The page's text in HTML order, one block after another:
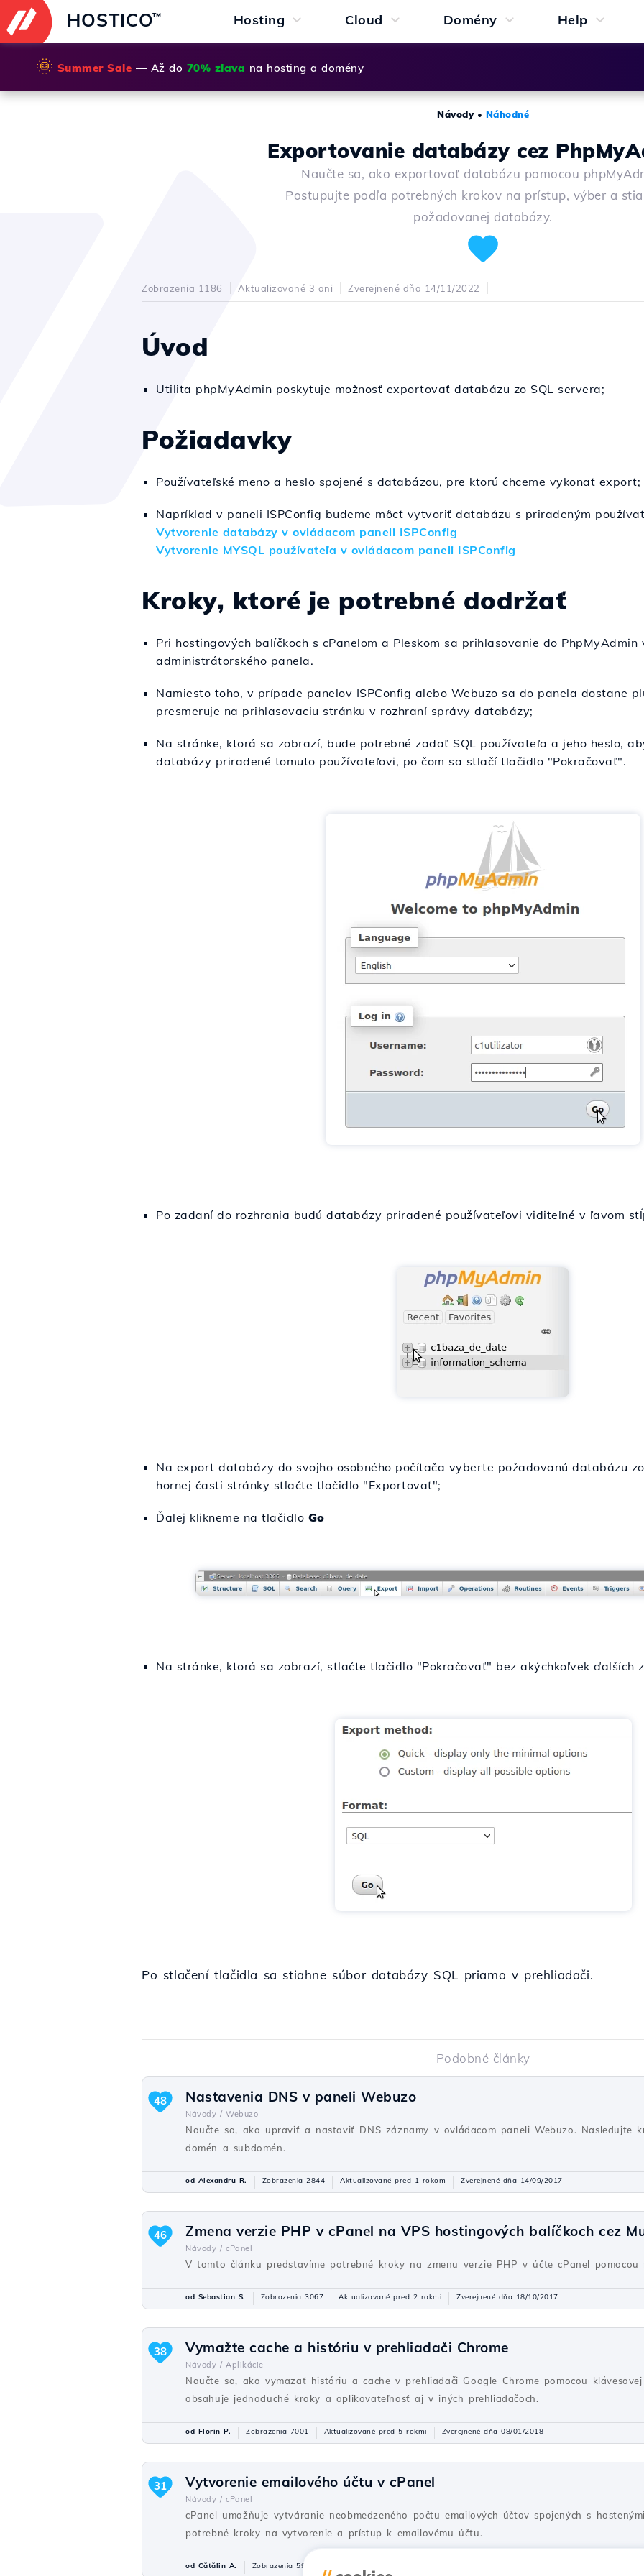
HOSTICO™ Hosting Cloud Domény Help
🌞 Summer Sale — Až do 70% zľava na hosting a domény
Návody• Náhodné
Exportovanie databázy cez
Naučte sa, ako exportovať databázu pomocou
Postupujte podľa potrebných krokov na prístup, výber a
požadovanej databázy.
Zobrazenia 1186 Aktualizované 3 ani Zverejnené dňa 14/11/2022
Úvod
Utilita phpMyAdmin poskytuje možnosť exportovať databázu zo SQL servera;
Požiadavky
Používateľské meno a heslo spojené s databázou, pre ktorú chceme vykonať export;
Napríklad v paneli ISPConfig budeme môcť vytvoriť databázu s priradeným
Vytvorenie databázy v ovládacom paneli ISPConfig
Vytvorenie MYSQL používateľa v ovládacom paneli ISPConfig
Kroky, ktoré je potrebné dodržať
Pri hostingových balíčkoch s cPanelom a Pleskom sa prihlasovanie do
administrátorského panela.
Namiesto toho, v prípade panelov ISPConfig alebo Webuzo sa do panela dostane
presmeruje na prihlasovaciu stránku v rozhraní správy databázy;
Na stránke, ktorá sa zobrazí, bude potrebné zadať SQL používateľa a jeho heslo,
databázy priradené tomuto používateľovi, po čom sa stlačí tlačidlo "Pokračovať".
Po zadaní do rozhrania budú databázy priradené používateľovi viditeľné v ľavom
Na export databázy do svojho osobného počítača vyberte požadovanú databázu
hornej časti stránky stlačte tlačidlo "Exportovať";
Ďalej klikneme na tlačidlo Go
Na stránke, ktorá sa zobrazí, stlačte tlačidlo "Pokračovať" bez akýchkoľvek ďalších
Po stlačení tlačidla sa stiahne súbor databázy SQL priamo v prehliadači.
Podobné články
Nastavenia DNS v paneli Webuzo
Návody / Webuzo
Naučte sa, ako upraviť a nastaviť DNS záznamy v ovládacom paneli Webuzo. Nasledujte
domén a subdomén.
48
od Alexandru R. Zobrazenia 2844 Aktualizované pred 1 rokom Zverejnené dňa 14/09/2017
Zmena verzie PHP v cPanel na VPS hostingových balíčkoch cez
Návody / cPanel
V tomto článku predstavíme potrebné kroky na zmenu verzie PHP v účte cPanel pomocou
46
od Sebastian S. Zobrazenia 3067 Aktualizované pred 2 rokmi Zverejnené dňa 18/10/2017
Vymažte cache a históriu v prehliadači Chrome
Návody / Aplikácie
Naučte sa, ako vymazať históriu a cache v prehliadači Google Chrome pomocou
obsahuje jednoduché kroky a aplikovateľnosť aj v iných prehliadačoch.
38
od Florin P. Zobrazenia 7001 Aktualizované pred 5 rokmi Zverejnené dňa 08/01/2018
Vytvorenie emailového účtu v cPanel
Návody / cPanel
cPanel umožňuje vytváranie neobmedzeného počtu emailových účtov spojených s
potrebné kroky na vytvorenie a prístup k emailovému účtu.
31
od Cătălin A. Zobrazenia 5922